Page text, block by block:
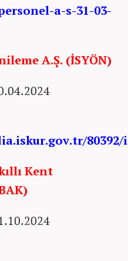
a-s-31-03-
A.Ş. (İSYÖN)
Kent